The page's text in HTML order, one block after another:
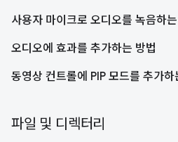
사용자 마이크로 오디오를 녹음하
오디오에 효과를 추가하는 방법
동영상 컨트롤에 PIP 모드를 추가하
파일 및 디렉터리